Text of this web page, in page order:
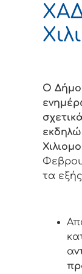
Ο
τα
α